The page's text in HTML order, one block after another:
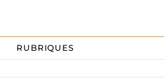
RUBRIQUES